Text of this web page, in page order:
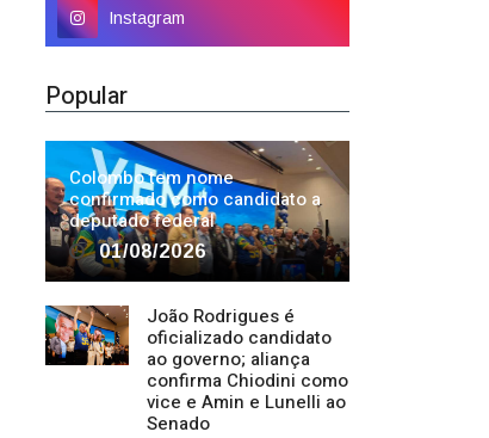
Instagram
Popular
Colombo tem nome
confirmado como candidato a
deputado federal
01/08/2026
João Rodrigues é
oficializado candidato
ao governo; aliança
confirma Chiodini como
vice e Amin e Lunelli ao
Senado